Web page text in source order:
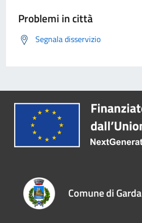
Problemi in città
Segnala disservizio
Comune di Garda